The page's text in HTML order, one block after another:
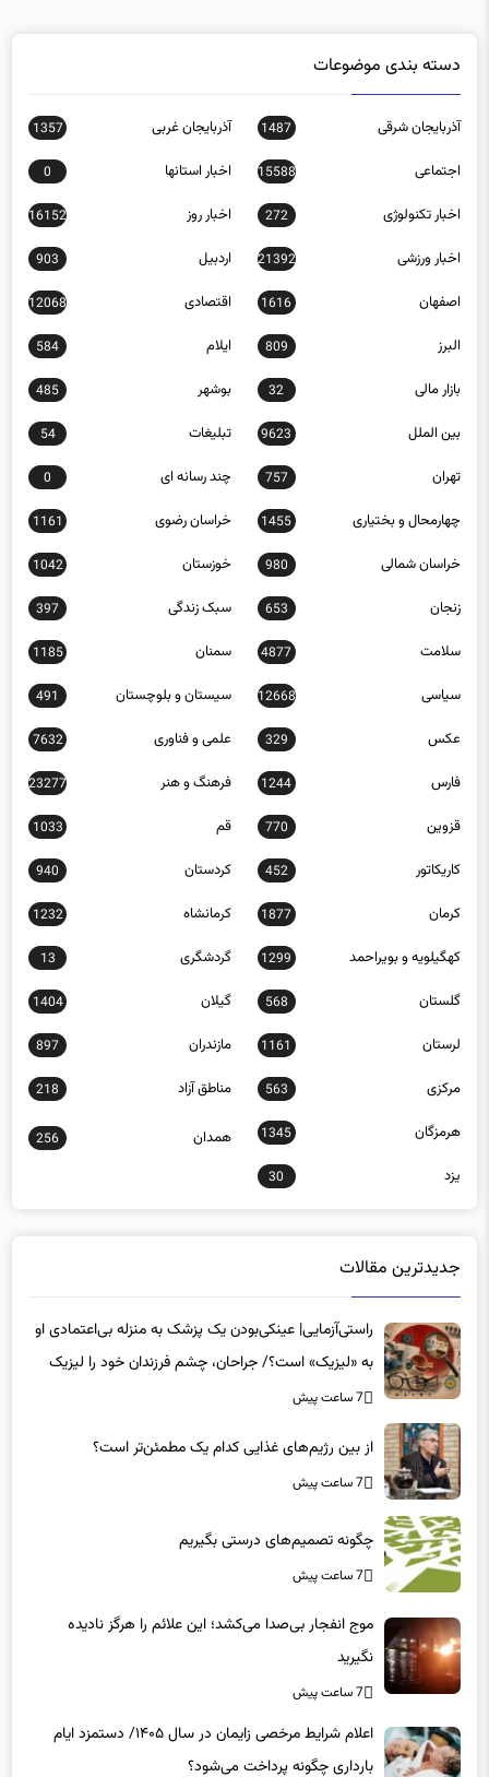
دسته بندی موضوعات
آذربایجان شرقی 1487 آذربایجان غربی 1357
اجتماعی 15588 اخبار استانها 0
اخبار تکنولوژی 272 اخبار روز 16152
اخبار ورزشی 21392 اردبیل 903
اصفهان 1616 اقتصادی 12068
البرز 809 ایلام 584
بازار مالی 32 بوشهر 485
بین الملل 9623 تبلیغات 54
تهران 757 چند رسانه ای 0
چهارمحال و بختیاری 1455 خراسان رضوی 1161
خراسان شمالی 980 خوزستان 1042
زنجان 653 سبک زندگی 397
سلامت 4877 سمنان 1185
سیاسی 12668 سیستان و بلوچستان 491
عکس 329 علمی و فناوری 7632
فارس 1244 فرهنگ و هنر 23277
قزوین 770 قم 1033
کاریکاتور 452 کردستان 940
کرمان 1877 کرمانشاه 1232
کهگیلویه و بویراحمد 1299 گردشگری 13
گلستان 568 گیلان 1404
لرستان 1161 مازندران 897
مرکزی 563 مناطق آزاد 218
هرمزگان 1345 همدان 256
یزد 30
جدیدترین مقالات
راستی‌آزمایی| عینکی‌بودن یک پزشک به منزله بی‌اعتمادی او
به «لیزیک» است؟/ جراحان، چشم فرزندان خود را لیزیک
می‌کنند؟
7 ساعت پیش
از بین رژیم‌های غذایی کدام یک مطمئن‌تر است؟‌
7 ساعت پیش
چگونه تصمیم‌های درستی بگیریم
7 ساعت پیش
موج انفجار بی‌صدا می‌کشد؛ این علائم را هرگز نادیده
نگیرید
7 ساعت پیش
اعلام شرایط مرخصی زایمان در سال ۱۴۰۵/ دستمزد ایام
بارداری چگونه پرداخت می‌شود؟